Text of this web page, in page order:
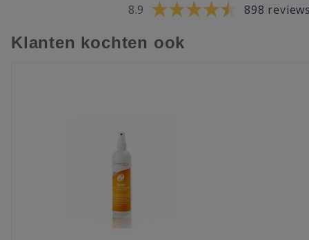
8.9 898
Klanten kochten ook